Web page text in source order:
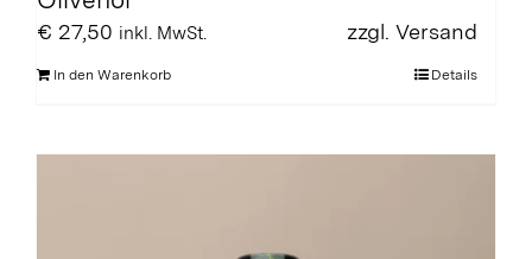
€ 27,50 inkl. MwSt. zzgl. Versand
In den Warenkorb Details